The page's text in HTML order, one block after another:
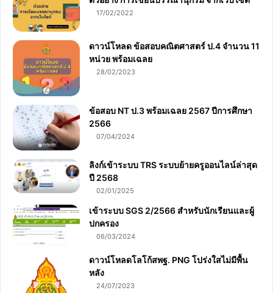
17/02/2022
ดาวน์โหลด ข้อสอบคณิตศาสตร์ ป.4 จำนวน 11
หน่วย พร้อมเฉลย
28/02/2023
ข้อสอบ NT ป.3 พร้อมเฉลย 2567 ปีการศึกษา
2566
07/04/2024
ลิงก์เข้าระบบ TRS ระบบย้ายครูออนไลน์ล่าสุด
ปี 2568
02/01/2025
เข้าระบบ SGS 2/2566 สำหรับนักเรียนและผู้
ปกครอง
06/03/2024
ดาวน์โหลดโลโก้สพฐ. PNG โปร่งใสไม่มีพื้น
หลัง
24/07/2023